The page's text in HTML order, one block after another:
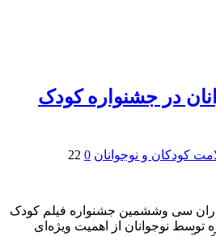
در جشنواره کودک
کودکان و نوجوانان 0
22
سی وششمین جشنواره فیلم کودک
توسط نوجوانان از اهمیت ویژه‌ای